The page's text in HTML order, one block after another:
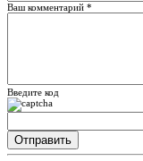
Ваш комментарий *
Введите код